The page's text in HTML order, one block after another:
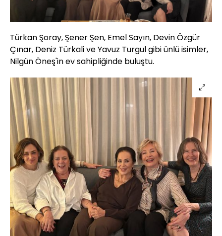
Türkan Şoray, Şener Şen, Emel Sayın, Devin Özgür
Çınar, Deniz Türkali ve Yavuz Turgul gibi ünlü isimler,
Nilgün Öneş'in ev sahipliğinde buluştu.